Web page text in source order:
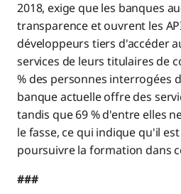
2018, exige que les banques
transparence et ouvrent les
développeurs tiers d'accéder
services de leurs titulaires de
% des personnes interrogées
banque actuelle offre des
tandis que 69 % d'entre elles
le fasse, ce qui indique qu'il
poursuivre la formation dans
###